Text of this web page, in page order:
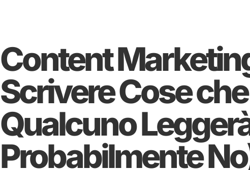
Content
Scrivere Cose
Qualcuno
Probabilmente